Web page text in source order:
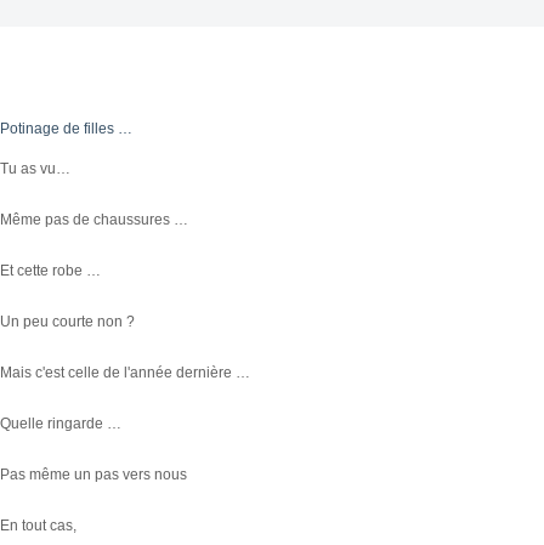
Potinage de filles …
Tu as vu…
Même pas de chaussures …
Et cette robe …
Un peu courte non ?
Mais c'est celle de l'année dernière …
Quelle ringarde …
Pas même un pas vers nous
En tout cas,